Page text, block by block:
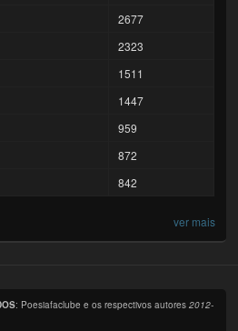
2677
2323
1511
1447
959
872
842
ver mais
: Poesiafaclube e os respectivos autores2012-